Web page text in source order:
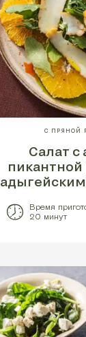
С ПРЯНОЙ
Салат с
пикантной
Время
20 минут